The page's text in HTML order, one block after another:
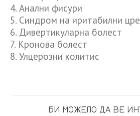
4. Анални фисури
5. Синдром на иритабилни
6. Дивертикуларна болест
7. Кронова болест
8. Улцерозни колитис
БИ МОЖЕЛО ДА ВЕ